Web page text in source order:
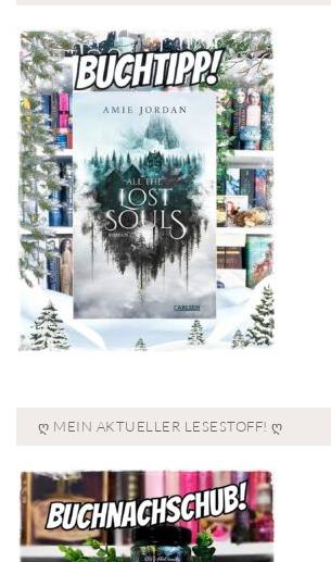
Ღ MEIN AKTUELLER LESESTOFF! Ღ